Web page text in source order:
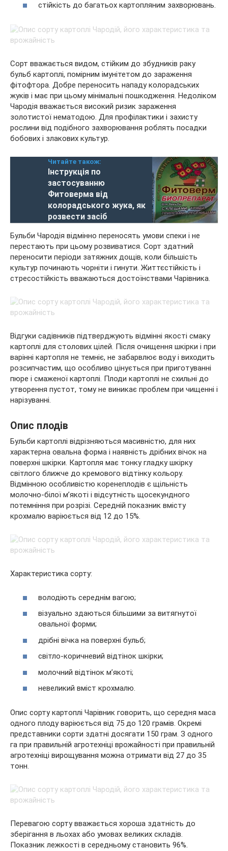
стійкість до багатьох картопляним захворювань.
Сорт вважається видом, стійким до збудників раку
бульб картоплі, помірним імунітетом до зараження
фітофтора. Добре переносить нападу колорадських
жуків і має при цьому мінімальні пошкодження. Недоліком
Чародія вважається високий ризик зараження
золотистої нематодою. Для профілактики і захисту
рослини від подібного захворювання роблять посадки
бобових і злакових культур.
Читайте також:
Інструкція по
застосуванню
Фитоверма від
колорадського жука, як
розвести засіб
Бульби Чародія відмінно переносять умови спеки і не
перестають при цьому розвиватися. Сорт здатний
переносити періоди затяжних дощів, коли більшість
культур починають чорніти і гинути. Життєстійкість і
стресостійкість вважаються достоїнствами Чарівника.
Відгуки садівників підтверджують відмінні якості смаку
картоплі для столових цілей. Після очищення шкірки і при
варінні картопля не темніє, не забарвлює воду і виходить
розсипчастим, що особливо цінується при приготуванні
пюре і смаженої картоплі. Плоди картоплі не схильні до
утворення пустот, тому не виникає проблем при чищенні і
нарізуванні.
Опис плодів
Бульби картоплі відрізняються масивністю, для них
характерна овальна форма і наявність дрібних вічок на
поверхні шкірки. Картопля має тонку гладку шкірку
світлого ближче до кремового відтінку кольору.
Відмінною особливістю коренеплодів є щільність
молочно-білої м’якоті і відсутність щосекундного
потемніння при розрізі. Середній показник вмісту
крохмалю варіюється від 12 до 15%.
Характеристика сорту:
володіють середнім вагою;
візуально здаються більшими за витягнутої
овальної форми;
дрібні вічка на поверхні бульб;
світло-коричневий відтінок шкірки;
молочний відтінок м’якоті;
невеликий вміст крохмалю.
Опис сорту картоплі Чарівник говорить, що середня маса
одного плоду варіюється від 75 до 120 грамів. Окремі
представники сорти здатні досягати 150 грам. З одного
га при правильній агротехніці врожайності при правильній
агротехніці вирощування можна отримати від 27 до 35
тонн.
Перевагою сорту вважається хороша здатність до
зберігання в льохах або умовах великих складів.
Показник лежкості в середньому становить 96%.